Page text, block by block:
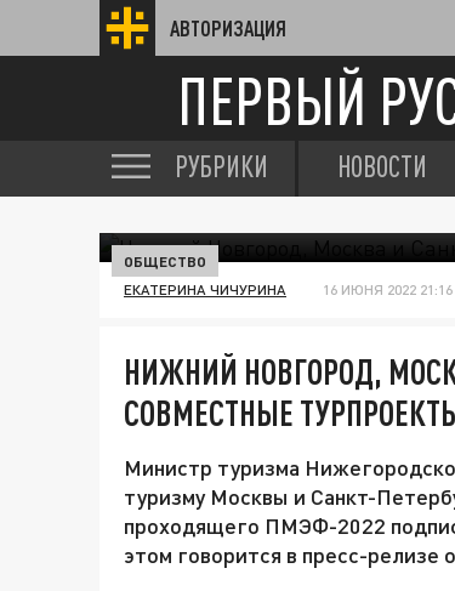
АВТОРИЗАЦИЯ
ПЕРВЫЙ
РУБРИКИ НОВОСТИ
ОБЩЕСТВО
ЕКАТЕРИНА ЧИЧУРИНА 16 ИЮНЯ 2022 21:16
НИЖНИЙ НОВГОРОД,
СОВМЕСТНЫЕ
Министр туризма
туризму Москвы и Санкт-
проходящего ПМЭФ-2022
этом говорится в пресс-релизе